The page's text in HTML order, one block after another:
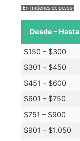
(En millones de pesos)
Desde – Hasta
$150 – $300
$301 – $450
$451 – $600
$601 – $750
$751 – $900
$901 – $1.050